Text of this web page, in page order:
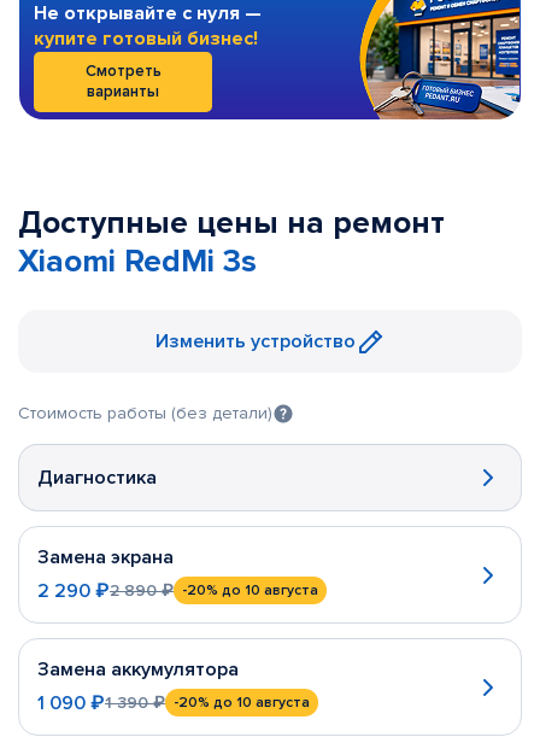
Не открывайте с нуля —
купите готовый бизнес!
Смотреть
варианты
Доступные цены на ремонт
Xiaomi RedMi 3s
Изменить устройство
Стоимость работы (без детали)
Диагностика
Замена экрана
2 290 ₽2 890 ₽ -20% до 10 августа
Замена аккумулятора
1 090 ₽1 390 ₽ -20% до 10 августа